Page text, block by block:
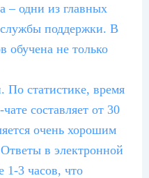
– одни из главных
поддержки. В
обучена не только
По статистике, время
составляет от 30
очень хорошим
в электронной
1-3 часов, что